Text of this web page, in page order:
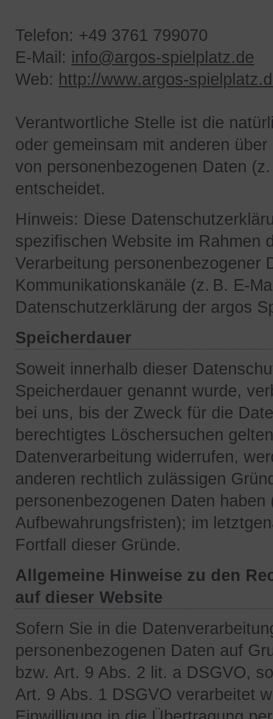
Telefon: +49 3761 799070
E-Mail: info@argos-spielplatz.de
Web: http://www.argos-
Verantwortliche Stelle ist die
oder gemeinsam mit anderen
von personenbezogenen Daten
entscheidet.
Hinweis: Diese
spezifischen Website im Rahmen
Verarbeitung personenbezogener
Kommunikationskanäle (z. B. E-
Datenschutzerklärung der argos
Speicherdauer
Soweit innerhalb dieser
Speicherdauer genannt wurde,
bei uns, bis der Zweck für die
berechtigtes Löschersuchen
Datenverarbeitung widerrufen,
anderen rechtlich zulässigen
personenbezogenen Daten
Aufbewahrungsfristen); im
Fortfall dieser Gründe.
Allgemeine Hinweise zu den
auf dieser Website
Sofern Sie in die
personenbezogenen Daten auf
bzw. Art. 9 Abs. 2 lit. a DSGVO,
Art. 9 Abs. 1 DSGVO verarbeitet